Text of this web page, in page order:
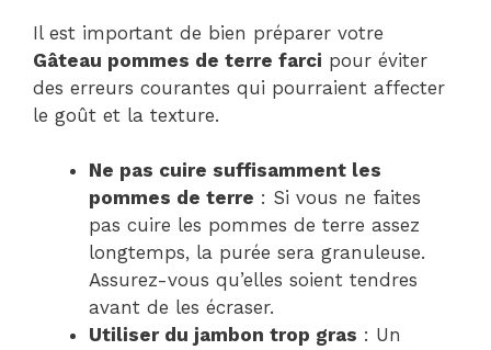
Il est important de bien préparer votre
Gâteau pommes de terre farci pour éviter
des erreurs courantes qui pourraient affecter
le goût et la texture.
Ne pas cuire suffisamment les
pommes de terre : Si vous ne faites
pas cuire les pommes de terre assez
longtemps, la purée sera granuleuse.
Assurez-vous qu’elles soient tendres
avant de les écraser.
Utiliser du jambon trop gras : Un